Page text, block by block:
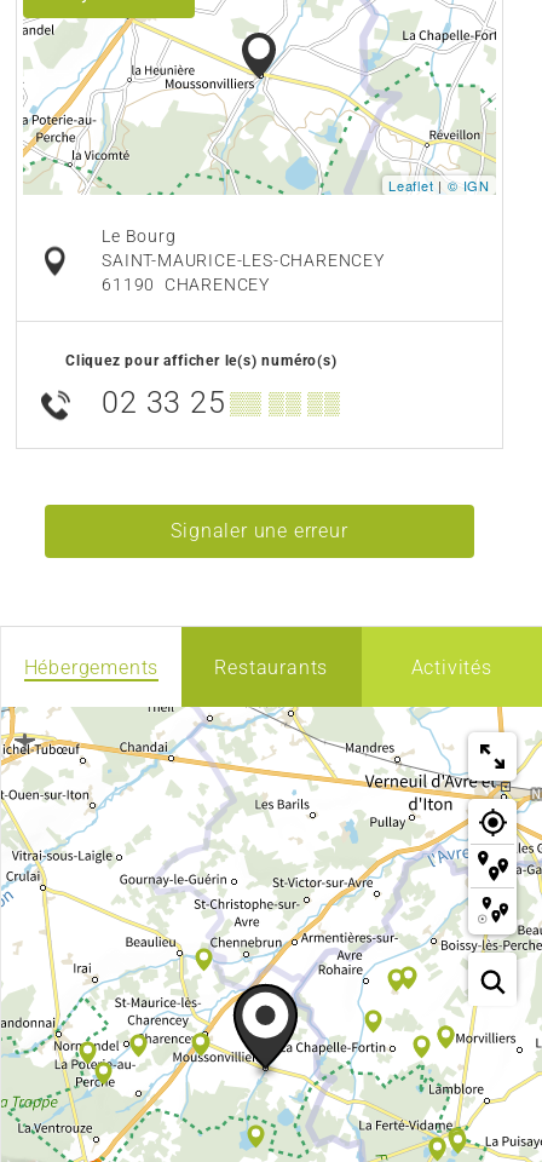
Leaflet | © IGN
Le Bourg
SAINT-MAURICE-LES-CHARENCEY
61190
CHARENCEY
Cliquez pour afficher le(s) numéro(s)
02 33 25 ▒▒ ▒▒ ▒▒
Signaler une erreur
Hébergements Restaurants Activités